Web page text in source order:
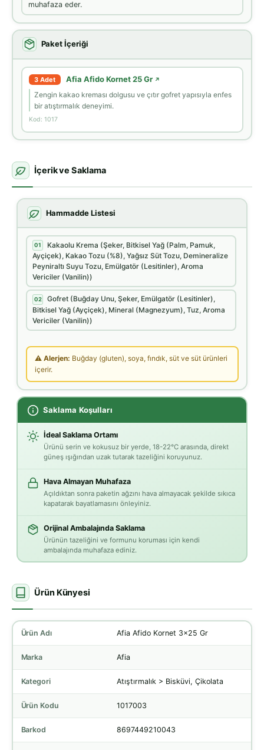
muhafaza eder.
Paket İçeriği
3 Adet Afia Afido Kornet 25 Gr ↗
Zengin kakao kreması dolgusu ve çıtır gofret yapısıyla enfes
bir atıştırmalık deneyimi.
Kod: 1017
İçerik ve Saklama
Hammadde Listesi
01
Kakaolu Krema (Şeker, Bitkisel Yağ (Palm, Pamuk,
Ayçiçek), Kakao Tozu (%8), Yağsız Süt Tozu, Demineralize
Peyniraltı Suyu Tozu, Emülgatör (Lesitinler), Aroma
Vericiler (Vanilin))
02
Gofret (Buğday Unu, Şeker, Emülgatör (Lesitinler),
Bitkisel Yağ (Ayçiçek), Mineral (Magnezyum), Tuz, Aroma
Vericiler (Vanilin))
⚠ Alerjen: Buğday (gluten), soya, fındık, süt ve süt ürünleri
içerir.
Saklama Koşulları
İdeal Saklama Ortamı
Ürünü serin ve kokusuz bir yerde, 18-22°C arasında, direkt
güneş ışığından uzak tutarak tazeliğini koruyunuz.
Hava Almayan Muhafaza
Açıldıktan sonra paketin ağzını hava almayacak şekilde sıkıca
kapatarak bayatlamasını önleyiniz.
Orijinal Ambalajında Saklama
Ürünün tazeliğini ve formunu koruması için kendi
ambalajında muhafaza ediniz.
Ürün Künyesi
Ürün Adı Afia Afido Kornet 3x25 Gr
Marka Afia
Kategori Atıştırmalık > Bisküvi, Çikolata
Ürün Kodu 1017003
Barkod 8697449210043